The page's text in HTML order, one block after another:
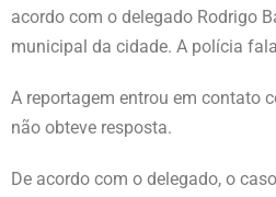
acordo com o delegado Rodrigo
municipal da cidade. A polícia
A reportagem entrou em contato
não obteve resposta.
De acordo com o delegado, o